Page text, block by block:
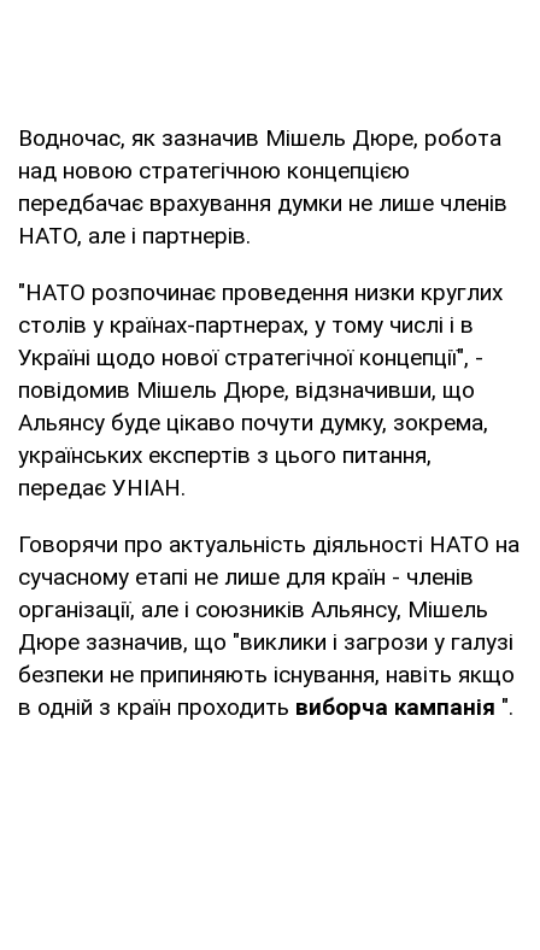
Водночас, як зазначив Мішель Дюре, робота
над новою стратегічною концепцією
передбачає врахування думки не лише членів
НАТО, але і партнерів.
"НАТО розпочинає проведення низки круглих
столів у країнах-партнерах, у тому числі і в
Україні щодо нової стратегічної концепції", -
повідомив Мішель Дюре, відзначивши, що
Альянсу буде цікаво почути думку, зокрема,
українських експертів з цього питання,
передає УНІАН.
Говорячи про актуальність діяльності НАТО на
сучасному етапі не лише для країн - членів
організації, але і союзників Альянсу, Мішель
Дюре зазначив, що "виклики і загрози у галузі
безпеки не припиняють існування, навіть якщо
в одній з країн проходить виборча кампанія ".